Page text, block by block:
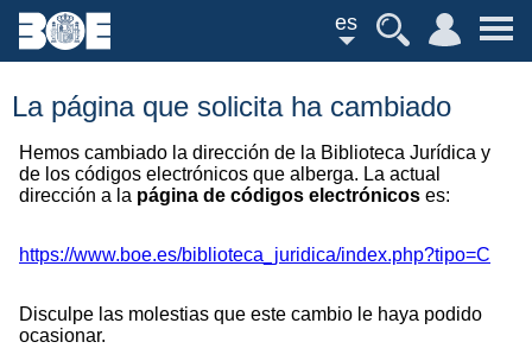
es
La página que solicita ha cambiado
Hemos cambiado la dirección de la Biblioteca Jurídica y
de los códigos electrónicos que alberga. La actual
dirección a la página de códigos electrónicos es:
https://www.boe.es/biblioteca_juridica/index.php?tipo=C
Disculpe las molestias que este cambio le haya podido
ocasionar.